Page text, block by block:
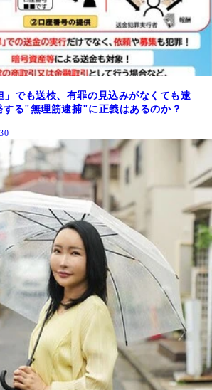
」でも送検、有罪の見込みがなくても逮
る"無理筋逮捕"に正義はあるのか？